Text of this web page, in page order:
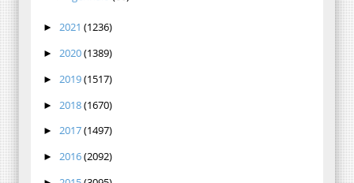
► 2021 (1236)
► 2020(1389)
► 2019(1517)
► 2018(1670)
► 2017(1497)
► 2016(2092)